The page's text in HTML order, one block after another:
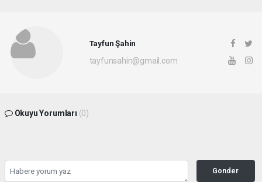
Tayfun Şahin
tayfunsahin@gmail.com
Okuyu Yorumları (0)
Gonder